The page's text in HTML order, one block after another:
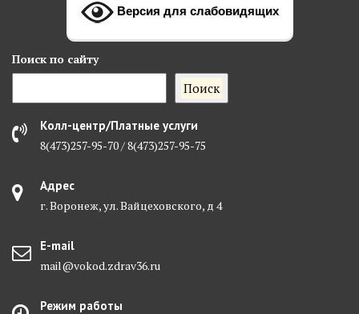
Версия для слабовидящих
Поиск по сайту
Поиск
Колл-центр/Платные услуги
8(473)257-95-70 / 8(473)257-95-75
Адрес
г. Воронеж, ул. Вайцеховского, д 4
E-mail
mail@vokod.zdrav36.ru
Режим работы